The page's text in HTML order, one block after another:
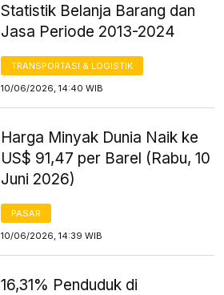
Statistik Belanja Barang dan
Jasa Periode 2013-2024
TRANSPORTASI & LOGISTIK
10/06/2026, 14:40 WIB
Harga Minyak Dunia Naik ke
US$ 91,47 per Barel (Rabu, 10
Juni 2026)
PASAR
10/06/2026, 14:39 WIB
16,31% Penduduk di